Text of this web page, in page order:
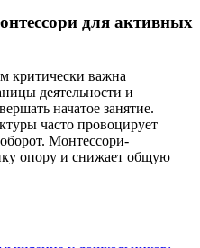
для активных
критически важна
деятельности и
начатое занятие.
часто провоцирует
Монтессори-
опору и снижает общую